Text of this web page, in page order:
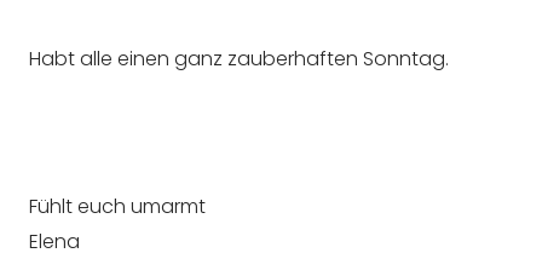
Habt alle einen ganz zauberhaften Sonntag.
Fühlt euch umarmt
Elena